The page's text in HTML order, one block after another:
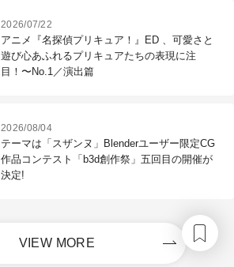
2026/07/22
アニメ『名探偵プリキュア！』ED 、可愛さと
遊び心あふれるプリキュアたちの表現に注
目！〜No.1／演出篇
2026/08/04
テーマは「スザンヌ」Blenderユーザー限定CG
作品コンテスト「b3d創作祭」五回目の開催が
決定!
VIEW MORE